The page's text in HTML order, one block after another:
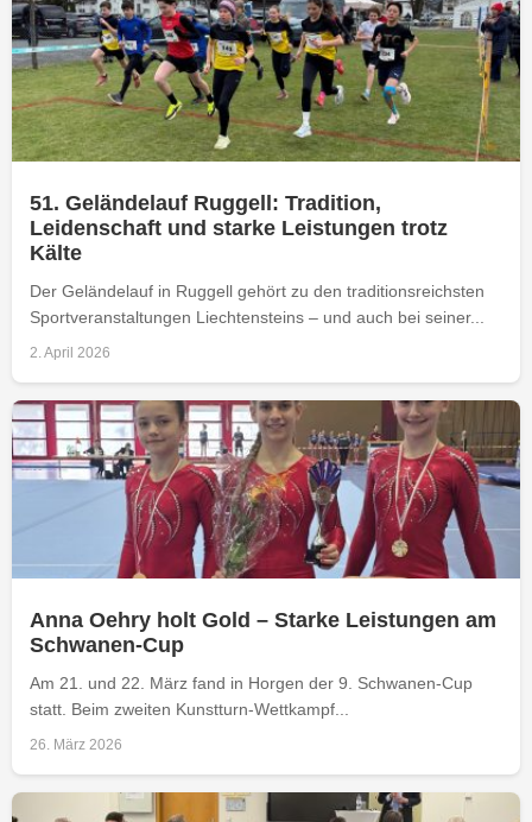
51. Geländelauf Ruggell: Tradition,
Leidenschaft und starke Leistungen trotz
Kälte
Der Geländelauf in Ruggell gehört zu den traditionsreichsten
Sportveranstaltungen Liechtensteins – und auch bei seiner...
2. April 2026
Anna Oehry holt Gold – Starke Leistungen am
Schwanen-Cup
Am 21. und 22. März fand in Horgen der 9. Schwanen-Cup
statt. Beim zweiten Kunstturn-Wettkampf...
26. März 2026